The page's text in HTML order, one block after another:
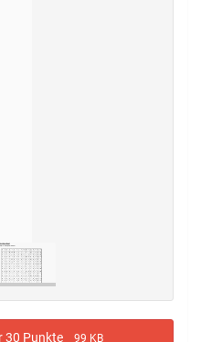
30 Punkte 99 KB